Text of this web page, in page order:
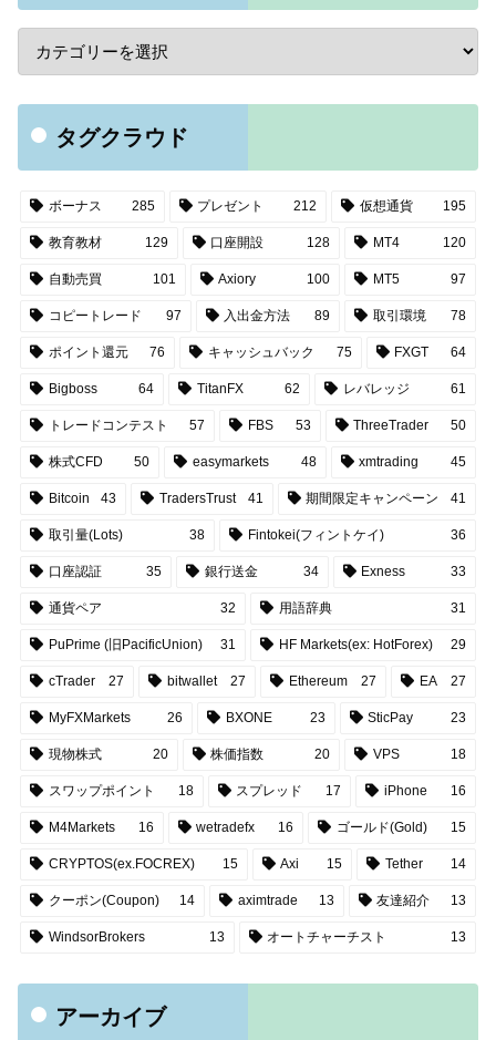
タグクラウド
ボーナス 285 プレゼント 212 仮想通貨 195
教育教材 129 口座開設 128 MT4 120
自動売買 101 Axiory 100 MT5 97
コピートレード 97 入出金方法 89 取引環境 78
ポイント還元 76 キャッシュバック 75 FXGT 64
Bigboss 64 TitanFX 62 レバレッジ 61
トレードコンテスト 57 FBS 53 ThreeTrader 50
株式CFD 50 easymarkets 48 xmtrading 45
Bitcoin 43 TradersTrust 41 期間限定キャンペーン 41
取引量(Lots) 38 Fintokei(フィントケイ) 36
口座認証 35 銀行送金 34 Exness 33
通貨ペア 32 用語辞典 31
PuPrime (旧PacificUnion) 31 HF Markets(ex: HotForex) 29
cTrader 27 bitwallet 27 Ethereum 27 EA 27
MyFXMarkets 26 BXONE 23 SticPay 23
現物株式 20 株価指数 20 VPS 18
スワップポイント 18 スプレッド 17 iPhone 16
M4Markets 16 wetradefx 16 ゴールド(Gold) 15
CRYPTOS(ex.FOCREX) 15 Axi 15 Tether 14
クーポン(Coupon) 14 aximtrade 13 友達紹介 13
WindsorBrokers 13 オートチャーチスト 13
アーカイブ